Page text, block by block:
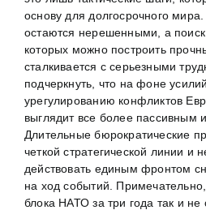
основу для долгосрочного
остаются нерешенными, а
которых можно построить
сталкивается с серьезными
подчеркнуть, что на фоне
урегулированию конфликтов
выглядит все более пассивным
Длительные бюрократические
четкой стратегической линии и
действовать единым фронтом
на ход событий.
блока НАТО за три года так и не